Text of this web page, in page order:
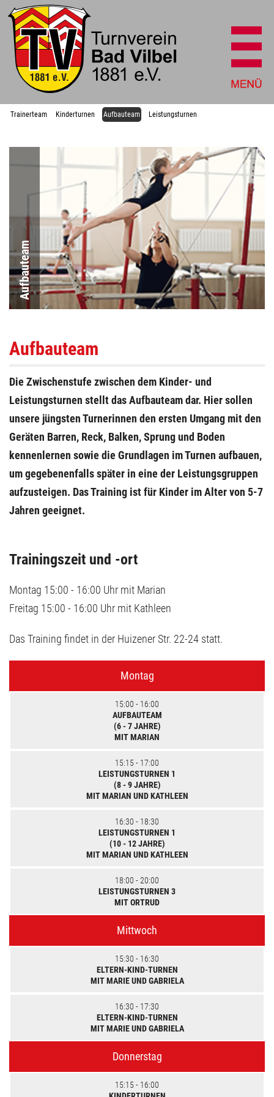
Trainerteam Kinderturnen Aufbauteam Leistungsturnen
Aufbauteam
Aufbauteam
Die Zwischenstufe zwischen dem Kinder- und
Leistungsturnen stellt das Aufbauteam dar. Hier sollen
unsere jüngsten Turnerinnen den ersten Umgang mit den
Geräten Barren, Reck, Balken, Sprung und Boden
kennenlernen sowie die Grundlagen im Turnen aufbauen,
um gegebenenfalls später in eine der Leistungsgruppen
aufzusteigen. Das Training ist für Kinder im Alter von 5-7
Jahren geeignet.
Trainingszeit und -ort
Montag 15:00 - 16:00 Uhr mit Marian
Freitag 15:00 - 16:00 Uhr mit Kathleen
Das Training findet in der Huizener Str. 22-24 statt.
Montag
15:00 - 16:00
AUFBAUTEAM
(6 - 7 JAHRE)
MIT MARIAN
15:15 - 17:00
LEISTUNGSTURNEN 1
(8 - 9 JAHRE)
MIT MARIAN UND KATHLEEN
16:30 - 18:30
LEISTUNGSTURNEN 1
(10 - 12 JAHRE)
MIT MARIAN UND KATHLEEN
18:00 - 20:00
LEISTUNGSTURNEN 3
MIT ORTRUD
Mittwoch
15:30 - 16:30
ELTERN-KIND-TURNEN
MIT MARIE UND GABRIELA
16:30 - 17:30
ELTERN-KIND-TURNEN
MIT MARIE UND GABRIELA
Donnerstag
15:15 - 16:00